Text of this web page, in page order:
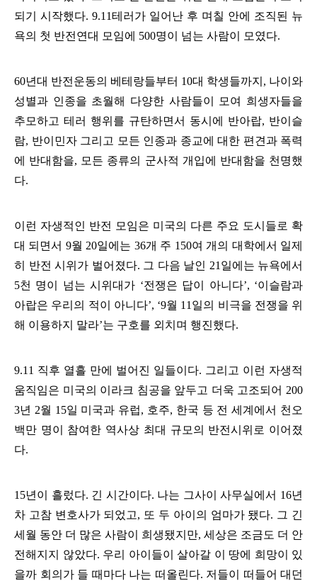
되기 시작했다. 9.11테러가 일어난 후 며칠 안에 조직된 뉴
욕의 첫 반전연대 모임에 500명이 넘는 사람이 모였다.
60년대 반전운동의 베테랑들부터 10대 학생들까지 , 나이와
성별과 인종을 초월해 다양한 사람들이 모여 희생자들을
추모하고 테러 행위를 규탄하면서 동시에 반아랍, 반이슬
람, 반이민자 그리고 모든 인종과 종교에 대한 편견과 폭력
에 반대함을, 모든 종류의 군사적 개입에 반대함을 천명했
다.
이런 자생적인 반전 모임은 미국의 다른 주요 도시들로 확
대 되면서 9월 20일에는 36개 주 150여 개의 대학에서 일제
히 반전 시위가 벌어졌다. 그 다음 날인 21 일에는 뉴욕에서
5천 명이 넘는 시위대가 ‘전쟁은 답이 아니다’, ‘이슬람과
아랍은 우리의 적이 아니다’, ‘9월 11 일의 비극을 전쟁을 위
해 이용하지 말라’는 구호를 외치며 행진했다.
9.11 직후 열흘 만에 벌어진 일들이다. 그리고 이런 자생적
움직임은 미국의 이라크 침공을 앞두고 더욱 고조되어 200
3년 2월 15일 미국과 유럽, 호주, 한국 등 전 세계에서 천오
백만 명이 참여한 역사상 최대 규모의 반전시위로 이어졌
다.
15년이 흘렀다. 긴 시간이다. 나는 그사이 사무실에서 16년
차 고참 변호사가 되었고, 또 두 아이의 엄마가 됐다. 그 긴
세월 동안 더 많은 사람이 희생됐지만, 세상은 조금도 더 안
전해지지 않았다. 우리 아이들이 살아갈 이 땅에 희망이 있
을까 회의가 들 때마다 나는 떠올린다. 저들이 떠들어 대던